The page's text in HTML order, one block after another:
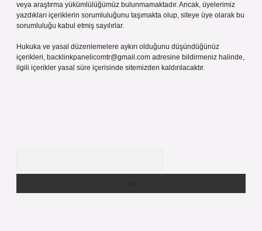
veya araştırma yükümlülüğümüz bulunmamaktadır. Ancak, üyelerimiz
yazdıkları içeriklerin sorumluluğunu taşımakta olup, siteye üye olarak bu
sorumluluğu kabul etmiş sayılırlar.
Hukuka ve yasal düzenlemelere aykırı olduğunu düşündüğünüz
içerikleri, backlinkpanelicomtr@gmail.com adresine bildirmeniz halinde,
ilgili içerikler yasal süre içerisinde sitemizden kaldırılacaktır.